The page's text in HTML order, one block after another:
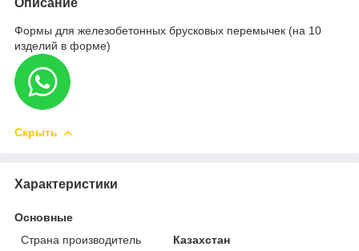
Формы для железобетонных брусковых перемычек (на 10
изделий в форме)
Скрыть
Характеристики
Основные
Страна производитель
Казахстан